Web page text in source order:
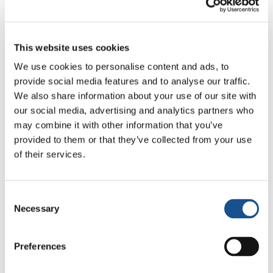
This website uses cookies
We use cookies to personalise content and ads, to
provide social media features and to analyse our traffic.
We also share information about your use of our site with
our social media, advertising and analytics partners who
may combine it with other information that you’ve
provided to them or that they’ve collected from your use
of their services.
Selection
Necessary
Preferences
, intervenendo sui
complessa ed in costante mutamento.
«L’evento a cui Papa Francesco invita i
rappresentanti della società civile, religiosa,
sociale e culturale – spiega Mons. Angelo
Vincenzo Zani, segretario della
Congregazione per l’Educazione Cattolica,
cui è stato affidato il coordinamento
persone e istituzioni stanno compiendo nel
partenza per fissare e condividere alcuni
obiettivi irrinunciabili verso cui far confluire gli